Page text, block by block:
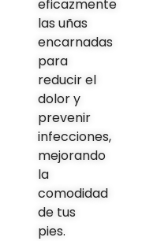
eficazmente
las uñas
encarnadas
para
reducir el
dolor y
prevenir
infecciones,
mejorando
la
comodidad
de tus
pies.